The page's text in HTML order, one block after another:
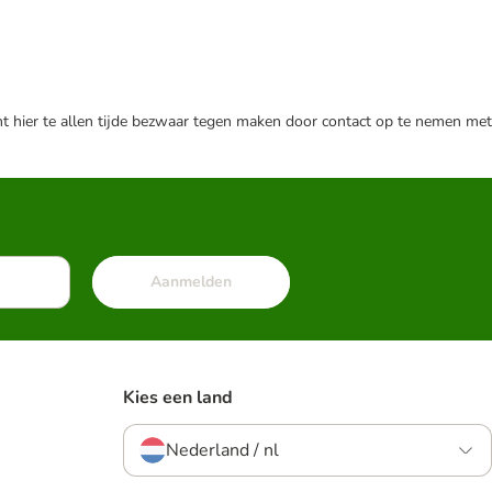
te allen tijde bezwaar tegen maken door contact op te nemen met
Aanmelden
Kies een land
Nederland / nl